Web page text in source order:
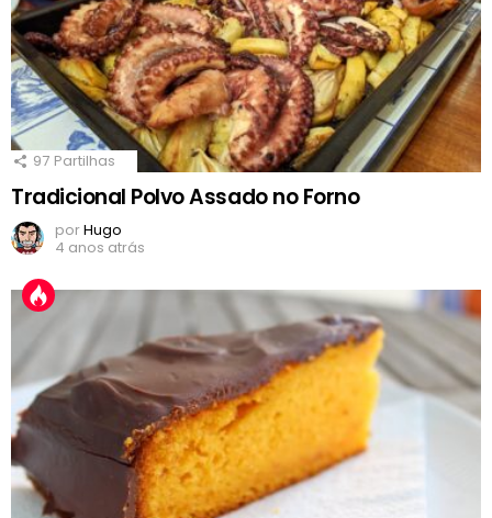
97 Partilhas
Tradicional Polvo Assado no Forno
porHugo
4 anos atrás